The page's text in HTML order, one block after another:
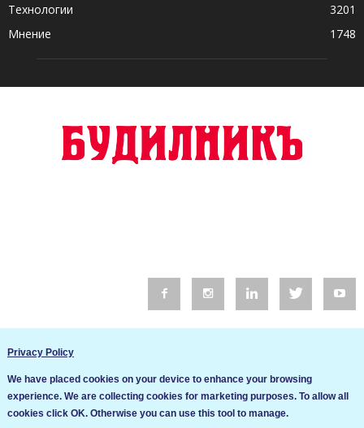
Технологии
3201
Мнение
1748
Общи условия
Privacy Policy
We have placed cookies on your device to enhance your browsing
experience. We are collecting cookies for marketing purposes. To allow all
cookies click OK. Otherwise you can use this tool to manage.
Ние използваме бисквитки за да подобрим услугите си. Ако
продължите да посещавате този сайт, ние приемаме, че се